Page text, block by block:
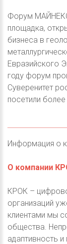
Форум
площадка,
бизнеса в
Евразийского
году форум
Суверенитет
посетили
Информация о
О компании
КРОК –
организаций
клиентами мы
общества.
адаптивность